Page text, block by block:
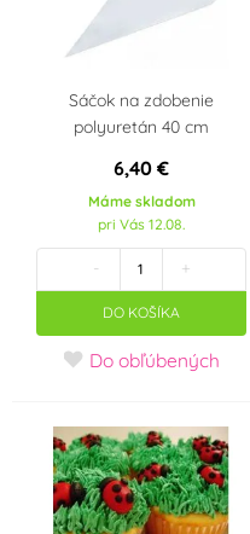
Sáčok na zdobenie
polyuretán 40 cm
6,40 €
Máme skladom
pri Vás 12.08.
- +
DO KOŠÍKA
Do obľúbených